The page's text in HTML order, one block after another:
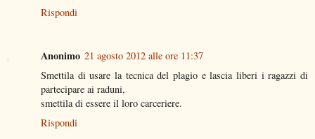
Rispondi
Anonimo 21 agosto 2012 alle ore 11:37
Smettila di usare la tecnica del plagio e lascia liberi i ragazzi di
partecipare ai raduni,
smettila di essere il loro carceriere.
Rispondi